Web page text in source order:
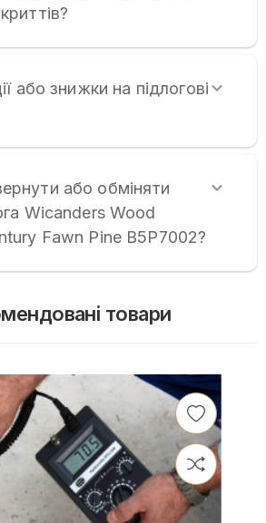
або знижки на підлогові
або обміняти
Wicanders Wood
Fawn Pine B5P7002?
товари